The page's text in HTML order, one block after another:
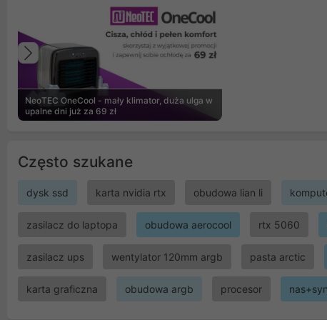
NeoTEC OneCool - mały klimator, duża ulga w
upalne dni już za 69 zł
Poprzedni
Często szukane
dysk ssd karta nvidia rtx obudowa lian li
zasilacz do laptopa obudowa aerocool rtx 5060
zasilacz ups wentylator 120mm argb pasta arctic
karta graficzna obudowa argb procesor